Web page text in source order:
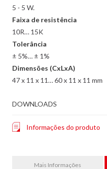
5 - 5 W.
Faixa de resistência
10R… 15K
Tolerância
± 5%… ± 1%
Dimensões (CxLxA)
47 x 11 x 11… 60 x 11 x 11 mm
DOWNLOADS
Informações do produto
Mais Informações